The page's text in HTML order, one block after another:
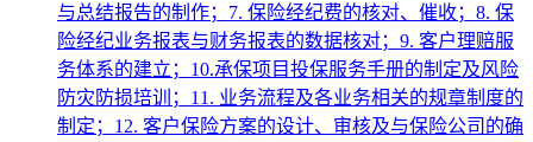
与总结报告的制作；7. 保险经纪费的核对、催收；8. 保
险经纪业务报表与财务报表的数据核对；9. 客户理赔服
务体系的建立；10.承保项目投保服务手册的制定及风险
防灾防损培训；11. 业务流程及各业务相关的规章制度的
制定；12. 客户保险方案的设计、审核及与保险公司的确